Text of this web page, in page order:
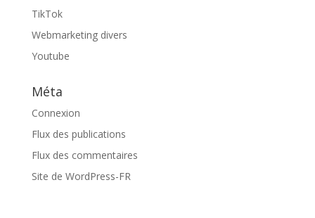
TikTok
Webmarketing divers
Youtube
Méta
Connexion
Flux des publications
Flux des commentaires
Site de WordPress-FR